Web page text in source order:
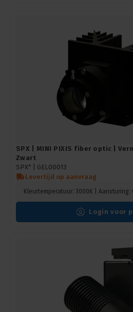
SPX | MINI PIXIS fiber optic |
Zwart
SPX* | GEL00013
Levertijd op aanvraag
Kleurtemperatuur: 3000K | Aansturing:
Login voor